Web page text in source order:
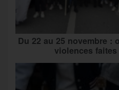
Du 22 au 25 novembre :
violences